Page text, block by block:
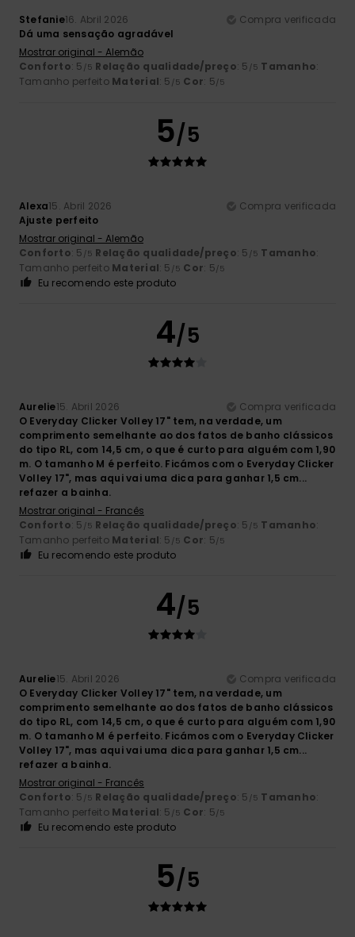
Stefanie16. Abril 2026
Compra verificada
Dá uma sensação agradável
Mostrar original - Alemão
Conforto: 5 /5 Relação qualidade/preço: 5 /5 Tamanho:
Tamanho perfeito Material: 5 /5 Cor: 5/5
5/5
Alexa15. Abril 2026
Compra verificada
Ajuste perfeito
Mostrar original - Alemão
Conforto: 5 /5 Relação qualidade/preço: 5 /5 Tamanho:
Tamanho perfeito Material: 5 /5 Cor: 5/5
Eu recomendo este produto
4/5
Aurelie15. Abril 2026
Compra verificada
O Everyday Clicker Volley 17" tem, na verdade, um
comprimento semelhante ao dos fatos de banho clássicos
do tipo RL, com 14,5 cm, o que é curto para alguém com 1,90
m. O tamanho M é perfeito. Ficámos com o Everyday Clicker
Volley 17", mas aqui vai uma dica para ganhar 1,5 cm...
refazer a bainha.
Mostrar original - Francês
Conforto: 5 /5 Relação qualidade/preço: 5 /5 Tamanho:
Tamanho perfeito Material: 5 /5 Cor: 5/5
Eu recomendo este produto
4/5
Aurelie15. Abril 2026
Compra verificada
O Everyday Clicker Volley 17" tem, na verdade, um
comprimento semelhante ao dos fatos de banho clássicos
do tipo RL, com 14,5 cm, o que é curto para alguém com 1,90
m. O tamanho M é perfeito. Ficámos com o Everyday Clicker
Volley 17", mas aqui vai uma dica para ganhar 1,5 cm...
refazer a bainha.
Mostrar original - Francês
Conforto: 5 /5 Relação qualidade/preço: 5 /5 Tamanho:
Tamanho perfeito Material: 5 /5 Cor: 5/5
Eu recomendo este produto
5/5